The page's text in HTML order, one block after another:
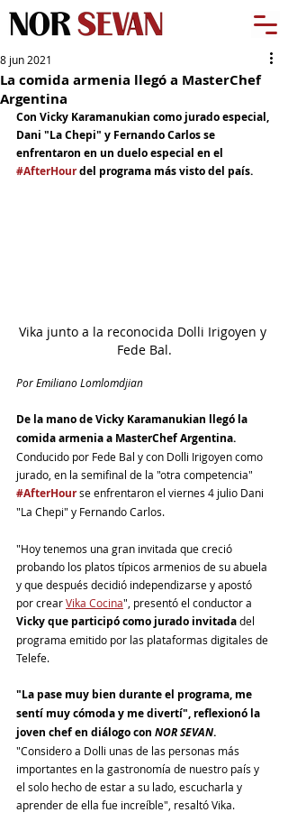
La comida armenia llegó a MasterChef
Argentina
8 jun 2021
Con Vicky Karamanukian como jurado especial,
Dani "La Chepi" y Fernando Carlos se
enfrentaron en un duelo especial en el
#AfterHour del programa más visto del país.
Vika junto a la reconocida Dolli Irigoyen y
Fede Bal.
Por Emiliano Lomlomdjian
De la mano de Vicky Karamanukian llegó la
comida armenia a MasterChef Argentina.
Conducido por Fede Bal y con Dolli Irigoyen como
jurado, en la semifinal de la "otra competencia"
#AfterHourse enfrentaron el viernes 4 julio Dani
"La Chepi" y Fernando Carlos.
"Hoy tenemos una gran invitada que creció
probando los platos típicos armenios de su abuela
y que después decidió independizarse y apostó
por crear Vika Cocina", presentó el conductor a
Vicky que participó como jurado invitada del
programa emitido por las plataformas digitales de
Telefe.
"La pase muy bien durante el programa, me
sentí muy cómoda y me divertí", reflexionó la
joven chef en diálogo con NOR SEVAN.
"Considero a Dolli unas de las personas más
importantes en la gastronomía de nuestro país y
el solo hecho de estar a su lado, escucharla y
aprender de ella fue increíble", resaltó Vika.